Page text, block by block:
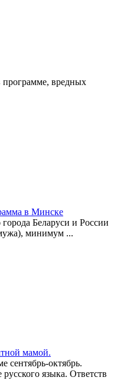
вредных
в Минске
Беларуси и России
минимум ...
мамой.
сентябрь-октябрь.
языка. Ответств